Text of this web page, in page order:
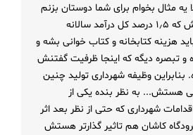
یه مثال بخوام برای شما دوستان بزنم
این هستش که ۱٫۵ درصد کل درآمد سالانه
هزینه کتابخانه و کتاب خوانی بشه و
و تبصره دیگه که اینجا ظرفیت گفتنش
بنابراین وظیفه شهرداری تولید چنین
هستش... به نظر بنده یکی از
شهرداری که حتی از نظر بعد اثر
کاشان هم تاثیر گذارتر هستش